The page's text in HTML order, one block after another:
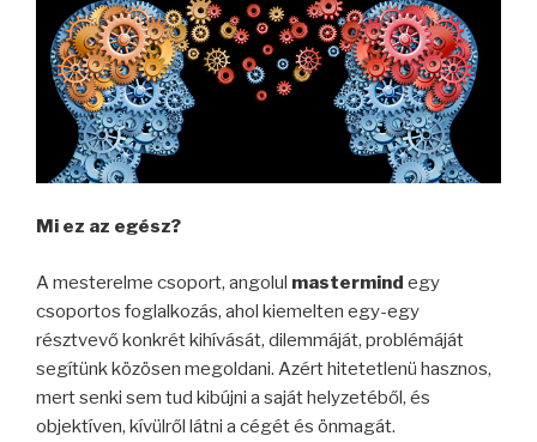
Mi ez az egész?
A mesterelme csoport, angolul mastermind egy
csoportos foglalkozás, ahol kiemelten egy-egy
résztvevő konkrét kihívását, dilemmáját, problémáját
segítünk közösen megoldani. Azért hitetetlenü hasznos,
mert senki sem tud kibújni a saját helyzetéből, és
objektíven, kívülről látni a cégét és önmagát.